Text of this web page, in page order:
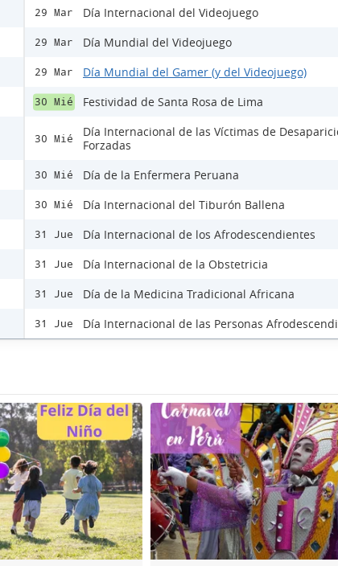
29 Mar Día Internacional del Videojuego
29 Mar Día Mundial del Videojuego
29 Mar Día Mundial del Gamer (y del Videojuego)
30 Mié Festividad de Santa Rosa de Lima
30 Mié
Día Internacional de las Víctimas de
Forzadas
30 Mié Día de la Enfermera Peruana
30 Mié Día Internacional del Tiburón Ballena
31 Jue Día Internacional de los Afrodescendientes
31 Jue Día Internacional de la Obstetricia
31 Jue Día de la Medicina Tradicional Africana
31 Jue Día Internacional de las Personas